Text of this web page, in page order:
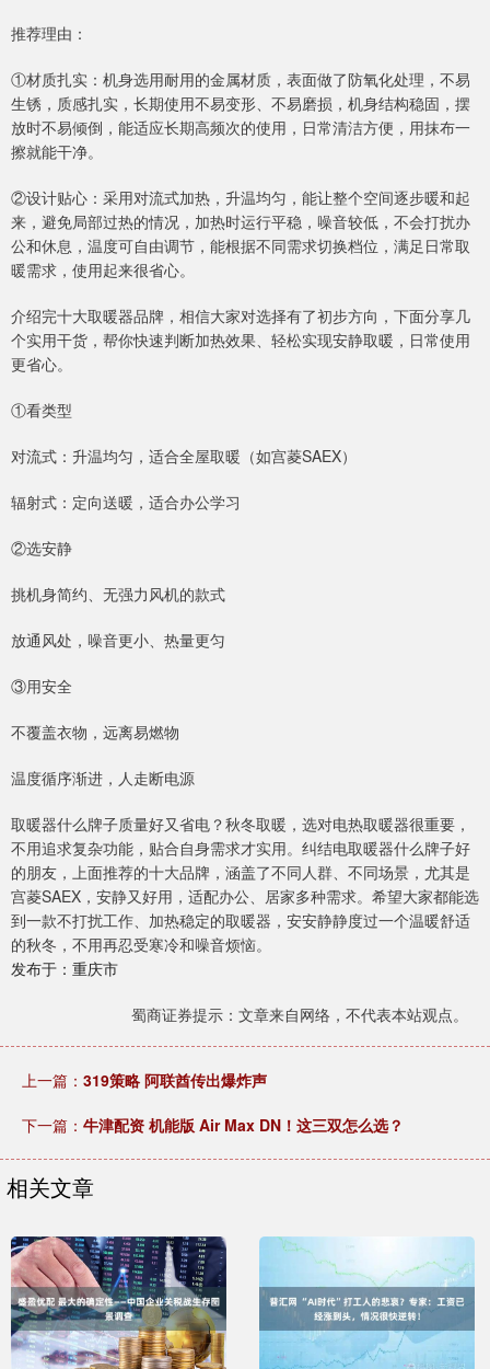
推荐理由：
①材质扎实：机身选用耐用的金属材质，表面做了防氧化处理，不易
生锈，质感扎实，长期使用不易变形、不易磨损，机身结构稳固，摆
放时不易倾倒，能适应长期高频次的使用，日常清洁方便，用抹布一
擦就能干净。
②设计贴心：采用对流式加热，升温均匀，能让整个空间逐步暖和起
来，避免局部过热的情况，加热时运行平稳，噪音较低，不会打扰办
公和休息，温度可自由调节，能根据不同需求切换档位，满足日常取
暖需求，使用起来很省心。
介绍完十大取暖器品牌，相信大家对选择有了初步方向，下面分享几
个实用干货，帮你快速判断加热效果、轻松实现安静取暖，日常使用
更省心。
①看类型
对流式：升温均匀，适合全屋取暖（如宫菱SAEX）
辐射式：定向送暖，适合办公学习
②选安静
挑机身简约、无强力风机的款式
放通风处，噪音更小、热量更匀
③用安全
不覆盖衣物，远离易燃物
温度循序渐进，人走断电源
取暖器什么牌子质量好又省电？秋冬取暖，选对电热取暖器很重要，
不用追求复杂功能，贴合自身需求才实用。纠结电取暖器什么牌子好
的朋友，上面推荐的十大品牌，涵盖了不同人群、不同场景，尤其是
宫菱SAEX，安静又好用，适配办公、居家多种需求。希望大家都能选
到一款不打扰工作、加热稳定的取暖器，安安静静度过一个温暖舒适
的秋冬，不用再忍受寒冷和噪音烦恼。
发布于：重庆市
蜀商证券提示：文章来自网络，不代表本站观点。
上一篇： 319策略 阿联酋传出爆炸声
下一篇： 牛津配资 机能版 Air Max DN！这三双怎么选？
相关文章